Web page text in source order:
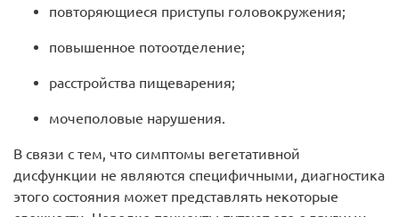
повторяющиеся приступы головокружения;
повышенное потоотделение;
расстройства пищеварения;
мочеполовые нарушения.
В связи с тем, что симптомы вегетативной
дисфункции не являются специфичными, диагностика
этого состояния может представлять некоторые